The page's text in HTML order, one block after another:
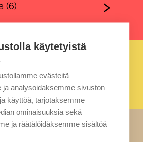
(6)
ja askartelu (17)
käytetyistä
evästeitä
ja analysoidaksemme sivuston
käyttöä, tarjotaksemme
ominaisuuksia sekä
ja räätälöidäksemme sisältöä